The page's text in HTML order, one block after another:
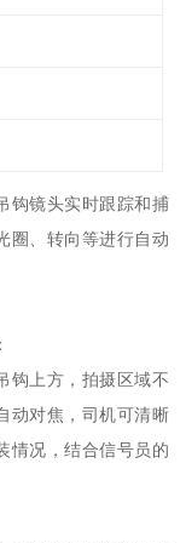
钩镜头实时跟踪和捕
圈、转向等进行自动
钩上方，拍摄区域不
动对焦，司机可清晰
情况，结合信号员的